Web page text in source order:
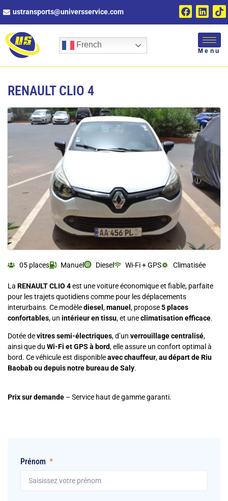
ustransports@universservice.com
French
Menu
RENAULT CLIO 4
05 places Manuel Diesel Wi-Fi + GPS Climatisée
La RENAULT CLIO 4est une voiture économique et fiable, parfaite
pour les trajets quotidiens comme pour les déplacements
interurbains. Ce modèlediesel ,manuel , propose5 places
confortables, un intérieur en tissu, et uneclimatisation efficace.
Dotée devitres semi-électriques, d’un verrouillage centralisé,
ainsi que du Wi-Fi et GPS à bord, elle assure un confort optimal à
bord. Ce véhicule est disponibleavec chauffeur,au départ de Riu
Baobab ou depuis notre bureau de Saly.
Prix sur demande – Service haut de gamme garanti.
Prénom